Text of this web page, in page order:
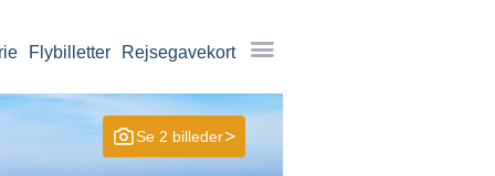
Flybilletter Rejsegavekort
Se 2 billeder